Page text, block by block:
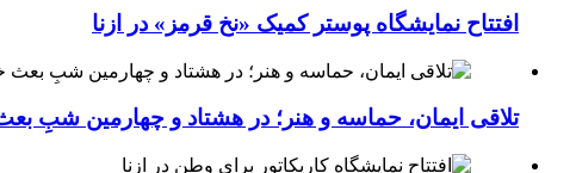
افتتاح نمایشگاه پوستر کمیک «نخ قرمز» در ازنا
تلاقی ایمان، حماسه و هنر؛ در هشتاد و چهارمین شبِ بعث